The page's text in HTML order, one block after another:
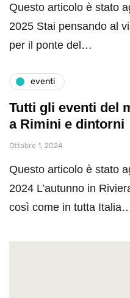
Questo articolo è stato
2025 Stai pensando al
per il ponte del…
eventi
Tutti gli eventi del
a Rimini e dintorni
Ottobre 1, 2024
Questo articolo è stato
2024 L’autunno in
così come in tutta